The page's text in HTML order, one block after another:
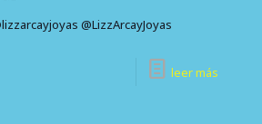
@LizzArcayJoyas
leer más